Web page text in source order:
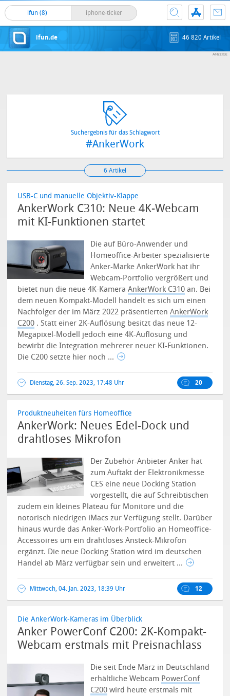
ifun (8) iphone-ticker
ifun.de 46 820 Artikel
Suchergebnis für das Schlagwort
#AnkerWork
6 Artikel
USB-C und manuelle Objektiv-Klappe
AnkerWork C310: Neue 4K-Webcam
mit KI-Funktionen startet
Die auf Büro-Anwender und
Homeoffice-Arbeiter spezialisierte
Anker-Marke AnkerWork hat ihr
Webcam-Portfolio vergrößert und
bietet nun die neue 4K-KameraAnkerWork C310 an. Bei
dem neuen Kompakt-Modell handelt es sich um einen
Nachfolger der im März 2022 präsentiertenAnkerWork
C200 . Statt einer 2K-Auflösung besitzt das neue 12-
Megapixel-Modell jedoch eine 4K-Auflösung und
bewirbt die Integration mehrerer neuer KI-Funktionen.
Die C200 setzte hier noch ...
Dienstag, 26. Sep. 2023, 17:48 Uhr 20
Produktneuheiten fürs Homeoffice
AnkerWork: Neues Edel-Dock und
drahtloses Mikrofon
Der Zubehör-Anbieter Anker hat
zum Auftakt der Elektronikmesse
CES eine neue Docking Station
vorgestellt, die auf Schreibtischen
zudem ein kleines Plateau für Monitore und die
notorisch niedrigen iMacs zur Verfügung stellt. Darüber
hinaus wurde das Anker-Work-Portfolio an Homeoffice-
Accessoires um ein drahtloses Ansteck-Mikrofon
ergänzt. Die neue Docking Station wird im deutschen
Handel ab März verfügbar sein und erweitert ...
Mittwoch, 04. Jan. 2023, 18:39 Uhr 12
Die AnkerWork-Kameras im Überblick
Anker PowerConf C200: 2K-Kompakt-
Webcam erstmals mit Preisnachlass
Die seit Ende März in Deutschland
erhältliche Webcam PowerConf
C200 wird heute erstmals mit